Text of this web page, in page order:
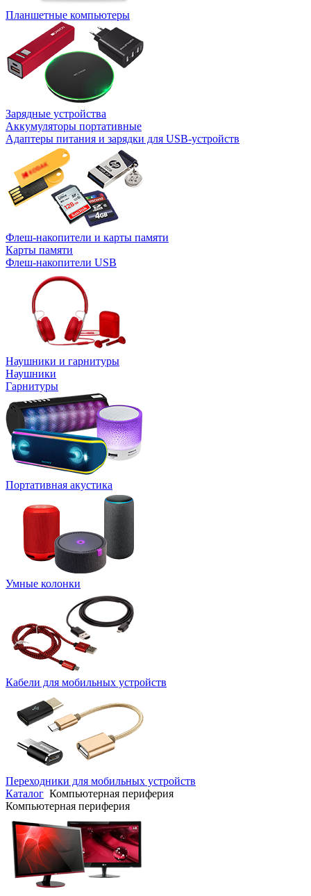
Планшетные компьютеры
Зарядные устройства
Аккумуляторы портативные
Адаптеры питания и зарядки для USB-устройств
Флеш-накопители и карты памяти
Карты памяти
Флеш-накопители USB
Наушники и гарнитуры
Наушники
Гарнитуры
Портативная акустика
Умные колонки
Кабели для мобильных устройств
Переходники для мобильных устройств
Каталог Компьютерная периферия
Компьютерная периферия